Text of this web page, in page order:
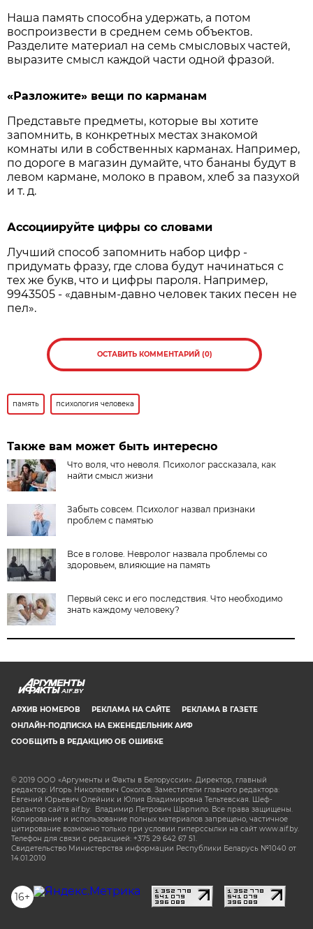
Наша память способна удержать, а потом
воспроизвести в среднем семь объектов.
Разделите материал на семь смысловых частей,
выразите смысл каждой части одной фразой.
«Разложите» вещи по карманам
Представьте предметы, которые вы хотите
запомнить, в конкретных местах знакомой
комнаты или в собственных карманах. Например,
по дороге в магазин думайте, что бананы будут в
левом кармане, молоко в правом, хлеб за пазухой
и т. д.
Ассоциируйте цифры со словами
Лучший способ запомнить набор цифр -
придумать фразу, где слова будут начинаться с
тех же букв, что и цифры пароля. Например,
9943505 - «давным-давно человек таких песен не
пел».
ОСТАВИТЬ КОММЕНТАРИЙ (0)
память психология человека
Также вам может быть интересно
Что воля, что неволя. Психолог рассказала, как
найти смысл жизни
Забыть совсем. Психолог назвал признаки
проблем с памятью
Все в голове. Невролог назвала проблемы со
здоровьем, влияющие на память
Первый секс и его последствия. Что необходимо
знать каждому человеку?
AIF.BY
АРХИВ НОМЕРОВ РЕКЛАМА НА САЙТЕ
РЕКЛАМА В ГАЗЕТЕ
ОНЛАЙН-ПОДПИСКА НА ЕЖЕНЕДЕЛЬНИК АИФ
СООБЩИТЬ В РЕДАКЦИЮ ОБ ОШИБКЕ
© 2019 ООО «Аргументы и Факты в Белоруссии». Директор, главный
редактор: Игорь Николаевич Соколов. Заместители главного редактора:
Евгений Юрьевич Олейник и Юлия Владимировна Тельтевская. Шеф-
редактор сайта aif.by: Владимир Петрович Шарпило. Все права защищены.
Копирование и использование полных материалов запрещено, частичное
цитирование возможно только при условии гиперссылки на сайт www.aif.by.
Телефон для связи с редакцией: +375 29 642 67 51.
Свидетельство Министерства информации Республики Беларусь №1040 от
14.01.2010
16+